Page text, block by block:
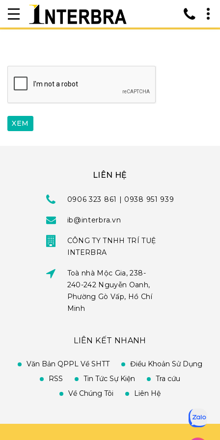
LIÊN HỆ
0906 323 861 | 0938 951 939
ib@interbra.vn
CÔNG TY TNHH TRÍ TUỆ
INTERBRA
Toà nhà Mộc Gia, 238-
240-242 Nguyễn Oanh,
Phường Gò Vấp, Hồ Chí
Minh
LIÊN KẾT NHANH
Văn Bản QPPL Về SHTT
Điều Khoản Sử Dụng
RSS
Tin Tức Sự Kiện
Tra cứu
Về Chúng Tôi
Liên Hệ